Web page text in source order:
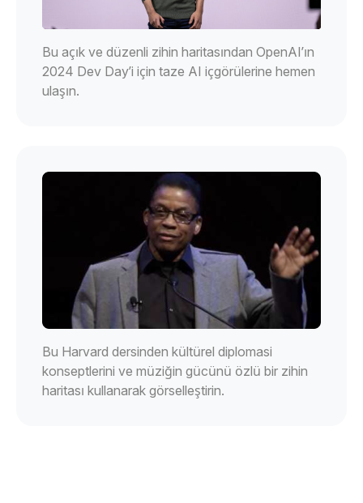
Bu açık ve düzenli zihin haritasından OpenAI’ın
2024 Dev Day’i için taze AI içgörülerine hemen
ulaşın.
Bu Harvard dersinden kültürel diplomasi
konseptlerini ve müziğin gücünü özlü bir zihin
haritası kullanarak görselleştirin.